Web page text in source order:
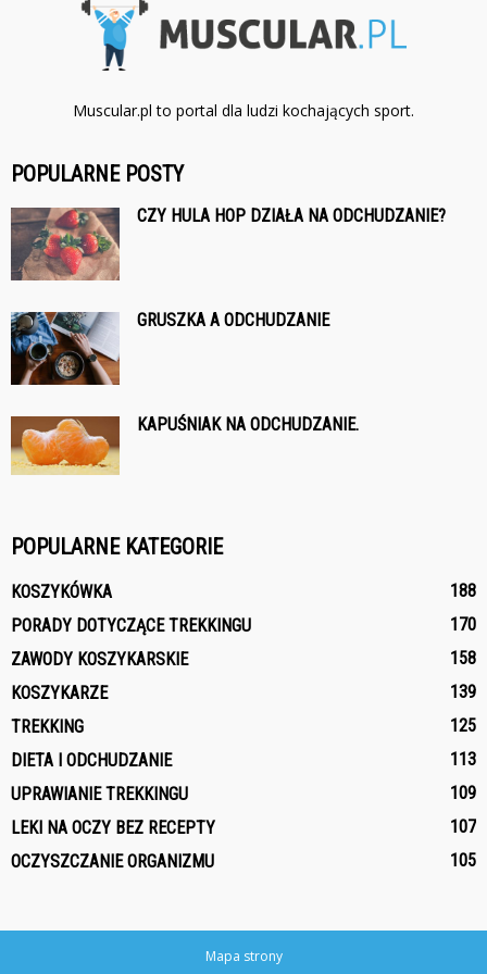
Muscular.pl to portal dla ludzi kochających sport.
POPULARNE POSTY
CZY HULA HOP DZIAŁA NA ODCHUDZANIE?
GRUSZKA A ODCHUDZANIE
KAPUŚNIAK NA ODCHUDZANIE.
POPULARNE KATEGORIE
KOSZYKÓWKA
188
PORADY DOTYCZĄCE TREKKINGU
170
ZAWODY KOSZYKARSKIE
158
KOSZYKARZE
139
TREKKING
125
DIETA I ODCHUDZANIE
113
UPRAWIANIE TREKKINGU
109
LEKI NA OCZY BEZ RECEPTY
107
OCZYSZCZANIE ORGANIZMU
105
Mapa strony